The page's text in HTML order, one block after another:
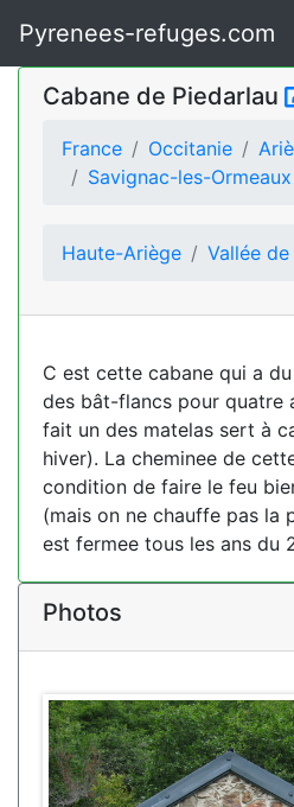
Pyrenees-refuges.com
Cabane de Piedarlau
France Occitanie
Savignac-les-Ormeaux
Haute-Ariège Vallée
C est cette cabane qui a
des bât-flancs pour quatre
fait un des matelas sert à
hiver). La cheminee de
condition de faire le feu
(mais on ne chauffe pas la
est fermee tous les ans du
Photos